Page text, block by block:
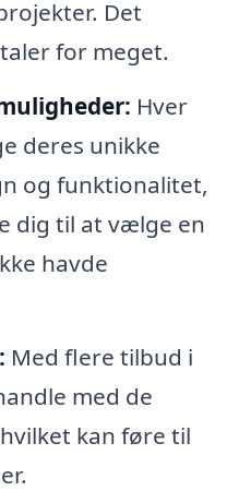
Det
for meget.
Hver
deres unikke
og funktionalitet,
dig til at vælge en
havde
Med flere tilbud i
med de
kan føre til